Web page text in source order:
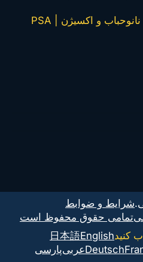
تماس با Acniti: متخصصان نانوحباب و اکسیژن PSA |
شرایط و ضوابط
تمامی حقوق محفوظ است
کنیدEnglish
日本語
Deutschعربىپارسی